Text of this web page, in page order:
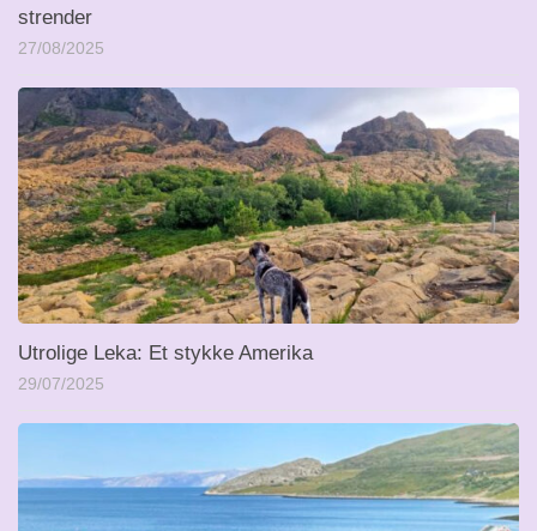
strender
27/08/2025
Utrolige Leka: Et stykke Amerika
29/07/2025